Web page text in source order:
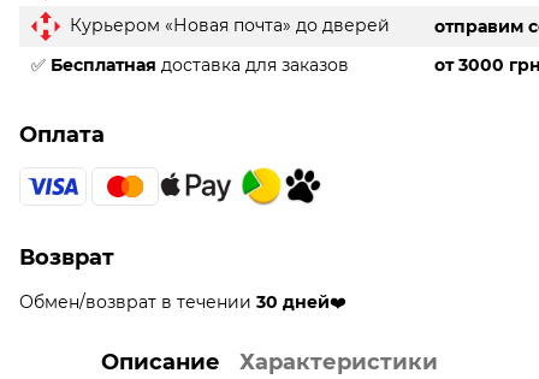
Курьером «Новая почта» до дверей
отправим
✅ Бесплатная доставка для заказов от 3000
Оплата
Возврат
Обмен/возврат в течении 30 дней❤️
Описание Характеристики